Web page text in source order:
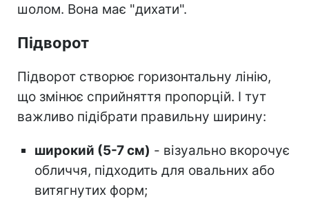
шолом. Вона має "дихати".
Підворот
Підворот створює горизонтальну лінію,
що змінює сприйняття пропорцій. І тут
важливо підібрати правильну ширину:
широкий (5-7 см) - візуально вкорочує
обличчя, підходить для овальних або
витягнутих форм;